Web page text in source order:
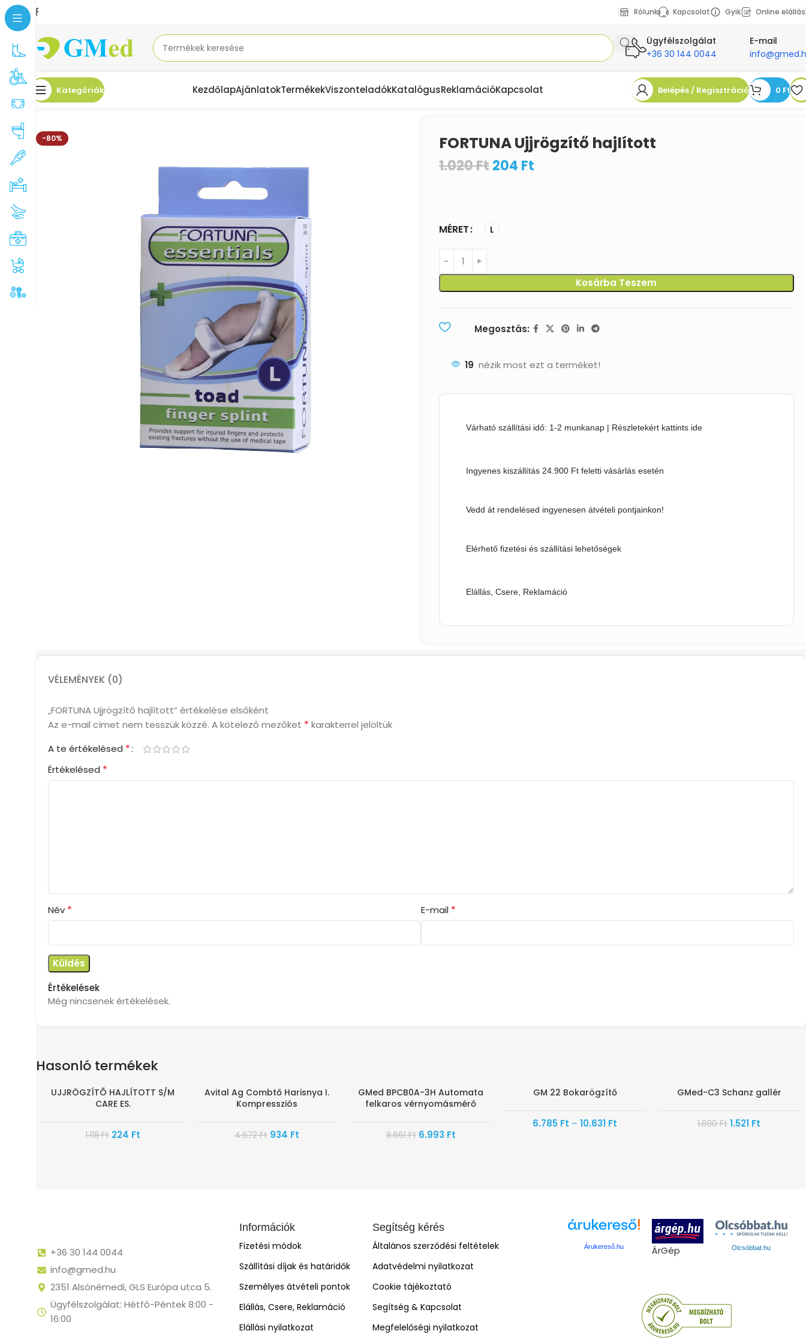
Rólunk Kapcsolat Gyik Online elállás
Ügyfélszolgálat
+36 30 144 0044
E-mail
Kategóriák KezdőlapAjánlatokTermékekViszonteladókKatalógusReklamációKapcsolat Belépés / Regisztráció 0 Ft
Kezdőlap Akciók FORTUNA Ujjrögzítő hajlított
-80% FORTUNA Ujjrögzítő hajlított
1.020Ft204 Ft
MÉRET L
Kosárba Teszem
Megosztás:
19 nézik most ezt a terméket!
Várható szállítási idő: 1-2 munkanap | Részletekért kattints ide
Ingyenes kiszállítás 24.900 Ft feletti vásárlás esetén
Vedd át rendelésed ingyenesen átvételi pontjainkon!
Elérhető fizetési és szállítási lehetőségek
Elállás, Csere, Reklamáció
VÉLEMÉNYEK (0)
Értékelések
Még nincsenek értékelések.
„FORTUNA Ujjrögzítő hajlított” értékelése elsőként
Az e-mail címet nem tesszük közzé. A kötelező mezőket * karakterrel jelöltük
A te értékelésed *
Értékelésed *
Név * E-mail *
Hasonló termékek
-80%
UJJRÖGZÍTÕ HAJLÍTOTT S/M
CARE ES.
1.118Ft 224 Ft
-80%
Avital Ag Combtő Harisnya I.
Kompressziós
4.672Ft 934 Ft
-19%
GMed BPCB0A-3H Automata
felkaros vérnyomásmérő
8.661Ft 6.993 Ft
AKÁR -20%GM 22 Bokarögzítő
6.785 Ft – 10.631 Ft
-10%GMed-C3 Schanz gallér
1.690Ft 1.521 Ft
+36 30 144 0044
info@gmed.hu
2351 Alsónémedi, GLS Európa utca 5.
Ügyfélszolgálat: Hétfő-Péntek 8:00 -
16:00
Információk
Fizetési módok
Szállítási díjak és határidők
Személyes átvételi pontok
Elállás, Csere, Reklamáció
Elállási nyilatkozat
Segítség kérés
Általános szerződési feltételek
Adatvédelmi nyilatkozat
Cookie tájékoztató
Segítség & Kapcsolat
Megfelelőségi nyilatkozat
Árukereső.hu ÁrGép Olcsóbbat.hu